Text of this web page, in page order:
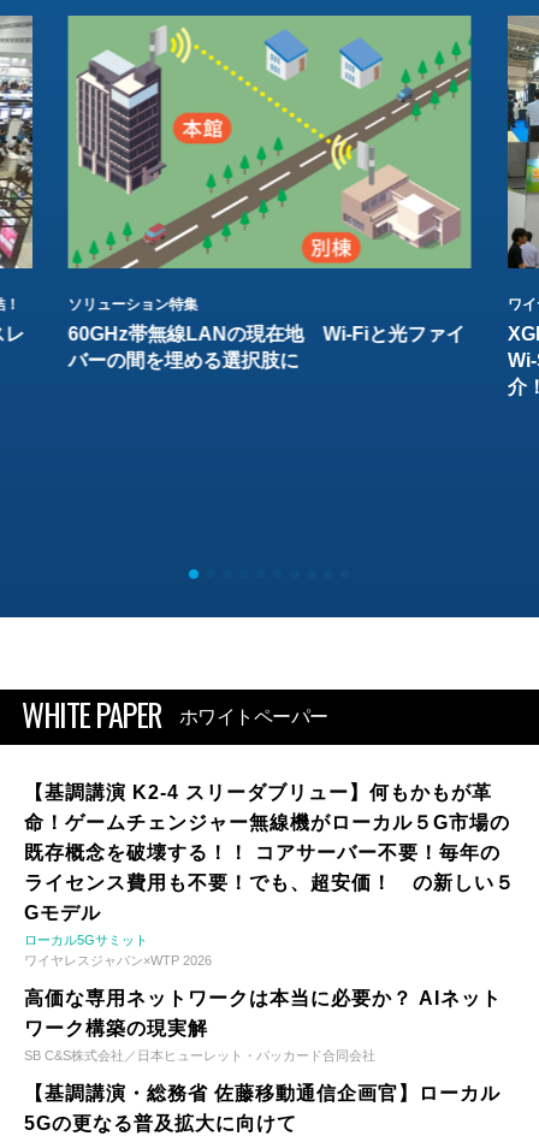
レ
ソリューション特集
60GHz帯無線LANの現在地 Wi-Fiと光ファイ
バーの間を埋める選択肢に
ワ
介
WHITE PAPER ホワイトペーパー
【基調講演 K2-4 スリーダブリュー】何もかもが革
命！ゲームチェンジャー無線機がローカル５G市場の
既存概念を破壊する！！ コアサーバー不要！毎年の
ライセンス費用も不要！でも、超安価！ の新しい５
Gモデル
ローカル5Gサミット
ワイヤレスジャパン×WTP 2026
高価な専用ネットワークは本当に必要か？ AIネット
ワーク構築の現実解
SB C&S株式会社／日本ヒューレット・パッカード合同会社
【基調講演・総務省 佐藤移動通信企画官】ローカル
5Gの更なる普及拡大に向けて